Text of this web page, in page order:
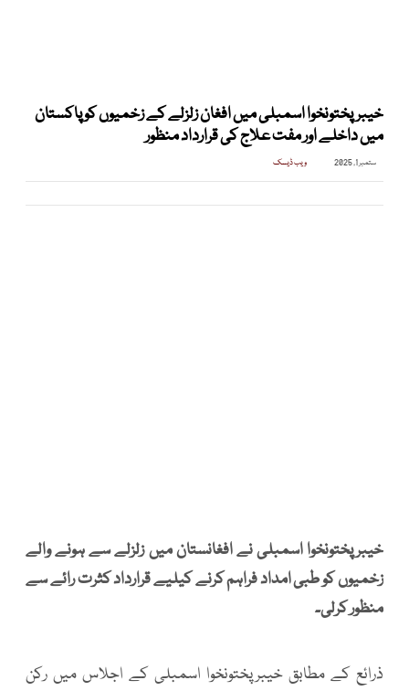
خیبرپختونخوا اسمبلی میں افغان زلزلے کے زخمیوں کو پاکستان
میں داخلے اور مفت علاج کی قرارداد منظور
ستمبر 1, 2025 ویب ڈیسک
خیبرپختونخوا اسمبلی نے افغانستان میں زلزلے سے ہونے والے
زخمیوں کو طبی امداد فراہم کرنے کیلیے قرارداد کثرت رائے سے
منظور کرلی۔
ذرائع کے مطابق خیبرپختونخوا اسمبلی کے اجلاس میں رکن